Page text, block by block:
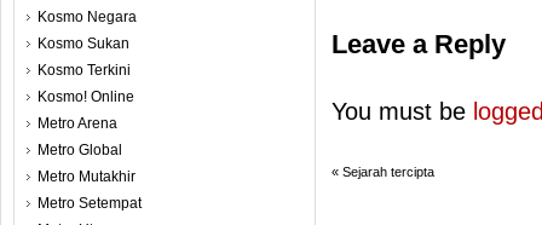
Kosmo Negara
Kosmo Sukan
Kosmo Terkini
Kosmo! Online
Metro Arena
Metro Global
Metro Mutakhir
Metro Setempat
Leave a Reply
You must be
« Sejarah tercipta